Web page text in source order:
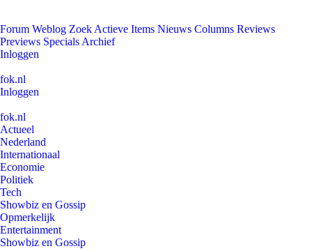
Forum Weblog Zoek Actieve Items Nieuws Columns Reviews
Previews Specials Archief
Inloggen
fok.nl
Inloggen
fok.nl
Actueel
Nederland
Internationaal
Economie
Politiek
Tech
Showbiz en Gossip
Opmerkelijk
Entertainment
Showbiz en Gossip